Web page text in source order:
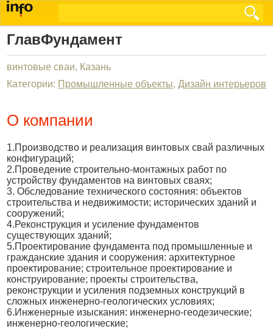
ГлавФундамент
винтовые сваи, Казань
Категории: Промышленные объекты, Дизайн интерьеров
О компании
1.Производство и реализация винтовых свай различных
конфигураций;
2.Проведение строительно-монтажных работ по
устройству фундаментов на винтовых сваях;
3. Обследование технического состояния: объектов
строительства и недвижимости; исторических зданий и
сооружений;
4.Реконструкция и усиление фундаментов
существующих зданий;
5.Проектирование фундамента под промышленные и
гражданские здания и сооружения: архитектурное
проектирование; строительное проектирование и
конструирование; проекты строительства,
реконструкции и усиления подземных конструкций в
сложных инженерно-геологических условиях;
6.Инженерные изыскания: инженерно-геодезические;
инженерно-геологические;